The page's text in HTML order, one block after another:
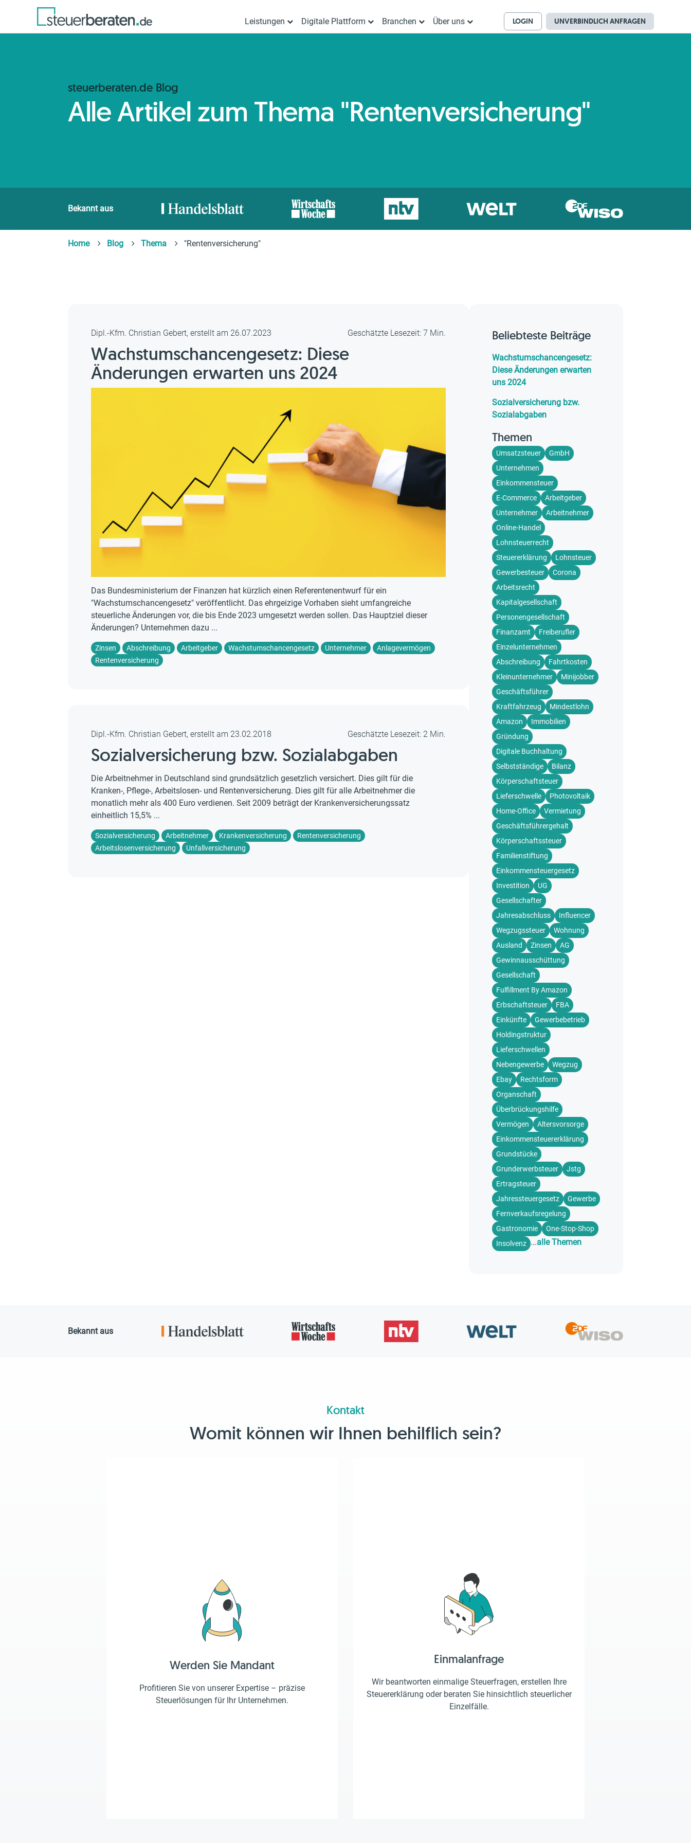
Leistungen Digitale Plattform Branchen Über uns LOGIN UNVERBINDLICH ANFRAGEN
steuerberaten.de Blog
Alle Artikel zum Thema "Rentenversicherung"
Bekannt aus
Home Blog Thema "Rentenversicherung"
Dipl.-Kfm. Christian Gebert, erstellt am 26.07.2023 Geschätzte Lesezeit: 7 Min.
Wachstumschancengesetz: Diese
Änderungen erwarten uns 2024
Das Bundesministerium der Finanzen hat kürzlich einen Referentenentwurf für ein
"Wachstumschancengesetz" veröffentlicht. Das ehrgeizige Vorhaben sieht umfangreiche
steuerliche Änderungen vor, die bis Ende 2023 umgesetzt werden sollen. Das Hauptziel dieser
Änderungen? Unternehmen dazu ...
Zinsen Abschreibung Arbeitgeber Wachstumschancengesetz Unternehmer
Anlagevermögen
Rentenversicherung
Dipl.-Kfm. Christian Gebert, erstellt am 23.02.2018 Geschätzte Lesezeit: 2 Min.
Sozialversicherung bzw. Sozialabgaben
Die Arbeitnehmer in Deutschland sind grundsätzlich gesetzlich versichert. Dies gilt für die
Kranken-, Pflege-, Arbeitslosen- und Rentenversicherung. Dies gilt für alle Arbeitnehmer die
monatlich mehr als 400 Euro verdienen. Seit 2009 beträgt der Krankenversicherungssatz
einheitlich 15,5% ...
Sozialversicherung Arbeitnehmer Krankenversicherung
Rentenversicherung
Arbeitslosenversicherung
Unfallversicherung
Beliebteste Beiträge
Wachstumschancengesetz:
Diese Änderungen erwarten
uns 2024
Sozialversicherung bzw.
Sozialabgaben
Themen
Umsatzsteuer
GmbH
Unternehmen
Einkommensteuer
E-Commerce
Arbeitgeber
Unternehmer
Arbeitnehmer
Online-Handel
Lohnsteuerrecht
Steuererklärung
Lohnsteuer
Gewerbesteuer
Corona
Arbeitsrecht
Kapitalgesellschaft
Personengesellschaft
Finanzamt
Freiberufler
Einzelunternehmen
Abschreibung
Fahrtkosten
Kleinunternehmer
Minijobber
Geschäftsführer
Kraftfahrzeug
Mindestlohn
Amazon
Immobilien
Gründung
Digitale Buchhaltung
Selbstständige
Bilanz
Körperschaftsteuer
Lieferschwelle
Photovoltaik
Home-Office
Vermietung
Geschäftsführergehalt
Körperschaftssteuer
Familienstiftung
Einkommensteuergesetz
Investition
UG
Gesellschafter
Jahresabschluss
Influencer
Wegzugssteuer
Wohnung
Ausland
Zinsen
AG
Gewinnausschüttung
Gesellschaft
Fulfillment By Amazon
Erbschaftsteuer
FBA
Einkünfte
Gewerbebetrieb
Holdingstruktur
Lieferschwellen
Nebengewerbe
Wegzug
Ebay
Rechtsform
Organschaft
Überbrückungshilfe
Vermögen
Altersvorsorge
Einkommensteuererklärung
Grundstücke
Grunderwerbsteuer
Jstg
Ertragsteuer
Jahressteuergesetz
Gewerbe
Fernverkaufsregelung
Gastronomie
One-Stop-Shop
Insolvenz ...alle Themen
Bekannt aus
Kontakt
Womit können wir Ihnen behilflich sein?
Werden Sie Mandant
Profitieren Sie von unserer Expertise – präzise
Steuerlösungen für Ihr Unternehmen.
Einmalanfrage
Wir beantworten einmalige Steuerfragen, erstellen Ihre
Steuererklärung oder beraten Sie hinsichtlich steuerlicher
Einzelfälle.